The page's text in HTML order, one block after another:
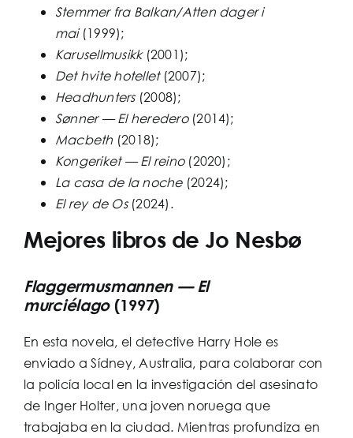
Stemmer fra Balkan/Atten dager i
mai(1999);
Karusellmusikk(2001);
Det hvite hotellet(2007);
Headhunters(2008);
Sønner — El heredero(2014);
Macbeth (2018);
Kongeriket — El reino(2020);
La casa de la noche(2024);
El rey de Os(2024).
Mejores libros de Jo Nesbø
Flaggermusmannen — El
murciélago(1997)
En esta novela, el detective Harry Hole es
enviado a Sídney, Australia, para colaborar con
la policía local en la investigación del asesinato
de Inger Holter, una joven noruega que
trabajaba en la ciudad. Mientras profundiza en